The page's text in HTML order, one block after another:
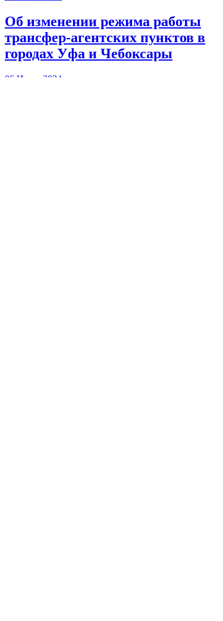
Об изменении режима работы
трансфер-агентских пунктов в
городах Уфа и Чебоксары
06 Июнь 2024